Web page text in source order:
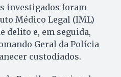
investigados foram
Médico Legal (IML)
delito e, em seguida,
Geral da Polícia
custodiados.